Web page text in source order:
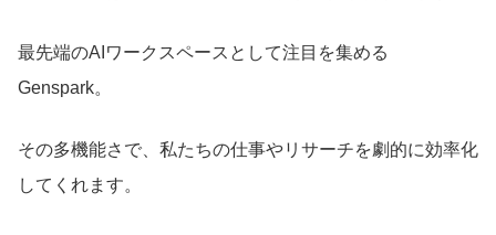
最先端のAIワークスペースとして注目を集める
Genspark。
その多機能さで、私たちの仕事やリサーチを劇的に効率化
してくれます。